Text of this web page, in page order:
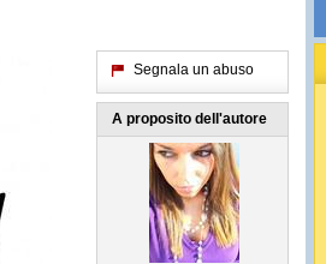
Segnala un abuso
A proposito dell'autore